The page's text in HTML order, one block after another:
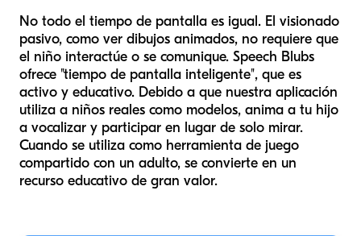
No todo el tiempo de pantalla es igual. El visionado
pasivo, como ver dibujos animados, no requiere que
el niño interactúe o se comunique. Speech Blubs
ofrece "tiempo de pantalla inteligente", que es
activo y educativo. Debido a que nuestra aplicación
utiliza a niños reales como modelos, anima a tu hijo
a vocalizar y participar en lugar de solo mirar.
Cuando se utiliza como herramienta de juego
compartido con un adulto, se convierte en un
recurso educativo de gran valor.